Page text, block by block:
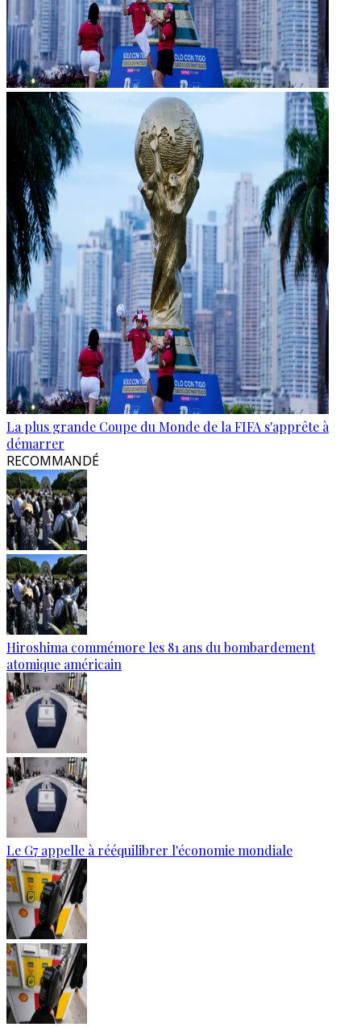
La plus grande Coupe du Monde de la FIFA s'apprête à
démarrer
RECOMMANDÉ
Hiroshima commémore les 81 ans du bombardement
atomique américain
Le G7 appelle à rééquilibrer l'économie mondiale